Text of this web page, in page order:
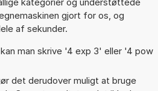
gjort for os, og
af sekunder.
man skrive '4 exp 3' eller '4 pow
det derudover muligt at bruge